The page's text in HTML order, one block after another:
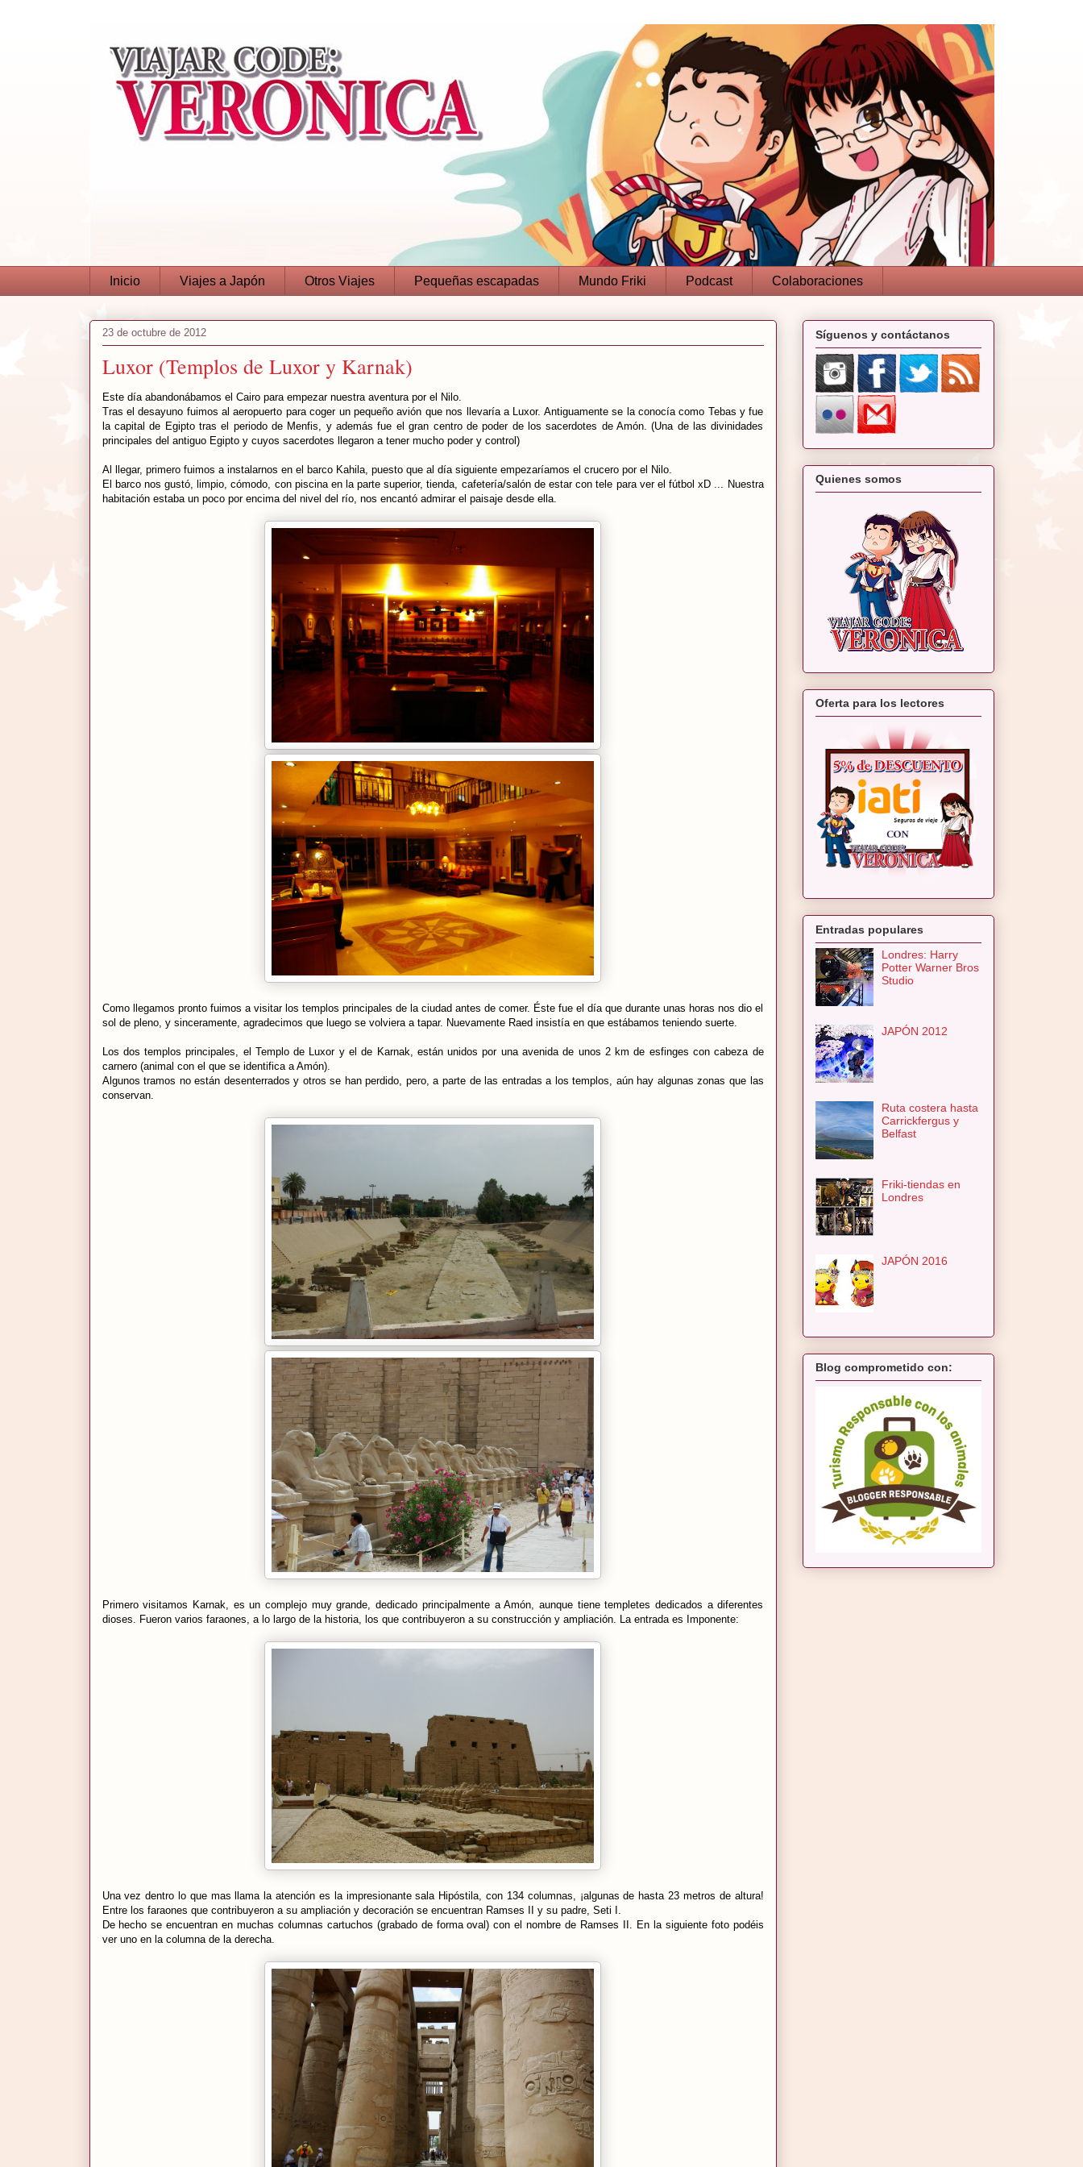
Inicio Viajes a Japón Otros Viajes Pequeñas escapadas Mundo Friki Podcast Colaboraciones
23 de octubre de 2012
Luxor (Templos de Luxor y Karnak)
Este día abandonábamos el Cairo para empezar nuestra aventura por el Nilo.
Tras el desayuno fuimos al aeropuerto para coger un pequeño avión que nos llevaría a Luxor. Antiguamente se la conocía como Tebas y fue
la capital de Egipto tras el periodo de Menfis, y además fue el gran centro de poder de los sacerdotes de Amón. (Una de las divinidades
principales del antiguo Egipto y cuyos sacerdotes llegaron a tener mucho poder y control)
Al llegar, primero fuimos a instalarnos en el barco Kahila, puesto que al día siguiente empezaríamos el crucero por el Nilo.
El barco nos gustó, limpio, cómodo, con piscina en la parte superior, tienda, cafetería/salón de estar con tele para ver el fútbol xD ... Nuestra
habitación estaba un poco por encima del nivel del río, nos encantó admirar el paisaje desde ella.
Como llegamos pronto fuimos a visitar los templos principales de la ciudad antes de comer. Éste fue el día que durante unas horas nos dio el
sol de pleno, y sinceramente, agradecimos que luego se volviera a tapar. Nuevamente Raed insistía en que estábamos teniendo suerte.
Los dos templos principales, el Templo de Luxor y el de Karnak, están unidos por una avenida de unos 2 km de esfinges con cabeza de
carnero (animal con el que se identifica a Amón).
Algunos tramos no están desenterrados y otros se han perdido, pero, a parte de las entradas a los templos, aún hay algunas zonas que las
conservan.
Primero visitamos Karnak, es un complejo muy grande, dedicado principalmente a Amón, aunque tiene templetes dedicados a diferentes
dioses. Fueron varios faraones, a lo largo de la historia, los que contribuyeron a su construcción y ampliación. La entrada es Imponente:
Una vez dentro lo que mas llama la atención es la impresionante sala Hipóstila, con 134 columnas, ¡algunas de hasta 23 metros de altura!
Entre los faraones que contribuyeron a su ampliación y decoración se encuentran Ramses II y su padre, Seti I.
De hecho se encuentran en muchas columnas cartuchos (grabado de forma oval) con el nombre de Ramses II. En la siguiente foto podéis
ver uno en la columna de la derecha.
Síguenos y contáctanos
Quienes somos
Oferta para los lectores
Entradas populares
Londres: Harry
Potter Warner Bros
Studio
JAPÓN 2012
Ruta costera hasta
Carrickfergus y
Belfast
Friki-tiendas en
Londres
JAPÓN 2016
Blog comprometido con: